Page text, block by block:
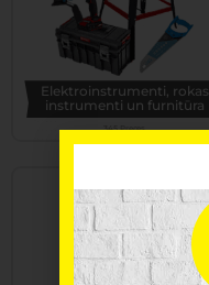
Elektroinstrumenti, rokas
instrumenti un furnitūra
345 Preces